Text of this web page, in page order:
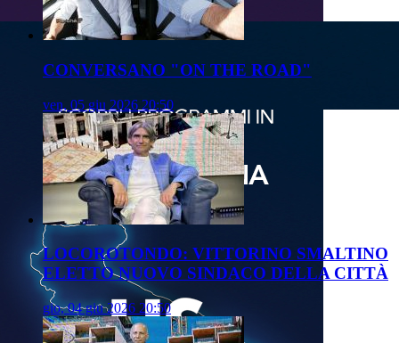
CONVERSANO "ON THE ROAD"
ven, 05 giu 2026 20:50
LOCOROTONDO: VITTORINO SMALTINO
ELETTO NUOVO SINDACO DELLA CITTÀ
gio, 04 giu 2026 20:50